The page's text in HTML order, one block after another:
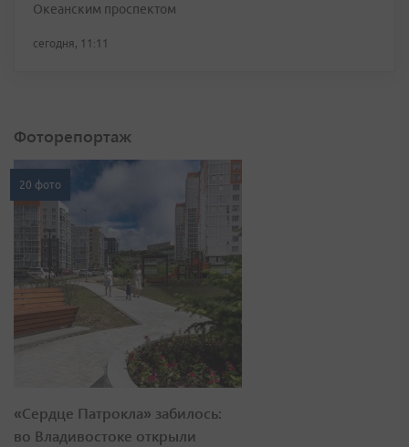
Океанским проспектом
сегодня, 11:11
Фоторепортаж
20 фото
«Сердце Патрокла» забилось:
во Владивостоке открыли